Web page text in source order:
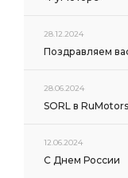
28.12.2024
Поздравляем
28.06.2024
SORL в RuMotors
12.06.2024
С Днем России